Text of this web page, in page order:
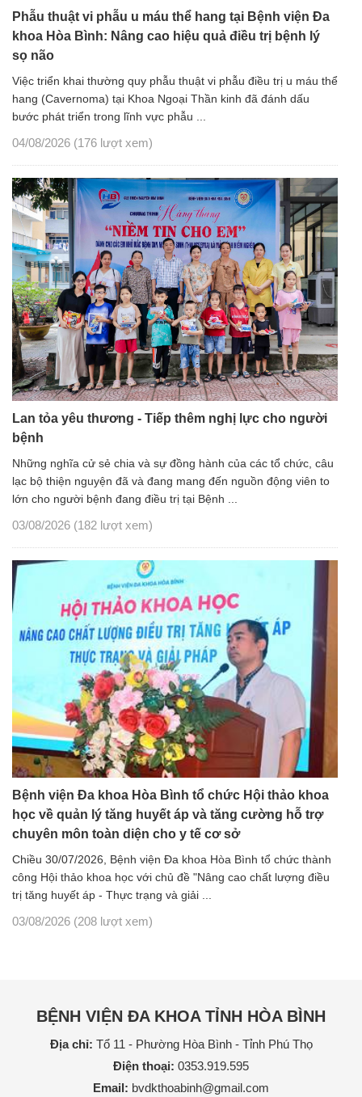
Phẫu thuật vi phẫu u máu thể hang tại Bệnh viện Đa
khoa Hòa Bình: Nâng cao hiệu quả điều trị bệnh lý
sọ não
Việc triển khai thường quy phẫu thuật vi phẫu điều trị u máu thể
hang (Cavernoma) tại Khoa Ngoại Thần kinh đã đánh dấu
bước phát triển trong lĩnh vực phẫu ...
04/08/2026 (176 lượt xem)
Lan tỏa yêu thương - Tiếp thêm nghị lực cho người
bệnh
Những nghĩa cử sẻ chia và sự đồng hành của các tổ chức, câu
lạc bộ thiện nguyện đã và đang mang đến nguồn động viên to
lớn cho người bệnh đang điều trị tại Bệnh ...
03/08/2026 (182 lượt xem)
Bệnh viện Đa khoa Hòa Bình tổ chức Hội thảo khoa
học về quản lý tăng huyết áp và tăng cường hỗ trợ
chuyên môn toàn diện cho y tế cơ sở
Chiều 30/07/2026, Bệnh viện Đa khoa Hòa Bình tổ chức thành
công Hội thảo khoa học với chủ đề "Nâng cao chất lượng điều
trị tăng huyết áp - Thực trạng và giải ...
03/08/2026 (208 lượt xem)
BỆNH VIỆN ĐA KHOA TỈNH HÒA BÌNH
Địa chỉ: Tổ 11 - Phường Hòa Bình - Tỉnh Phú Thọ
Điện thoại: 0353.919.595
Email: bvdkthoabinh@gmail.com